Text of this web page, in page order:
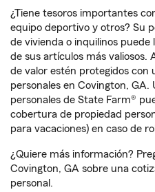
¿Tiene tesoros importantes
equipo deportivo y otros? Su
de vivienda o inquilinos
de sus artículos más valiosos.
de valor estén protegidos con
personales en Covington, GA.
personales de State Farm®
cobertura de propiedad
para vacaciones) en caso de
¿Quiere más información?
Covington, GA sobre una
personal.